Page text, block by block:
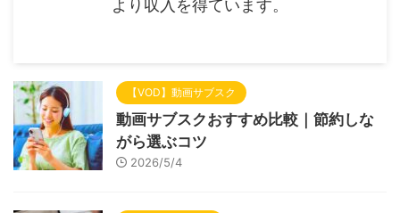
より収入を得ています。
【VOD】動画サブスク
動画サブスクおすすめ比較｜節約しな
がら選ぶコツ
2026/5/4